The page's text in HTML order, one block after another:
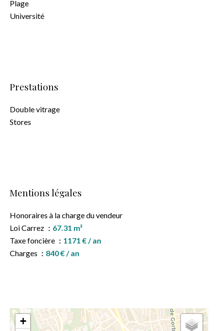
Plage
Université
Prestations
Double vitrage
Stores
Mentions légales
Honoraires à la charge du vendeur
Loi Carrez
67.31 m²
Taxe foncière
1171 € / an
Charges
840 € / an
+